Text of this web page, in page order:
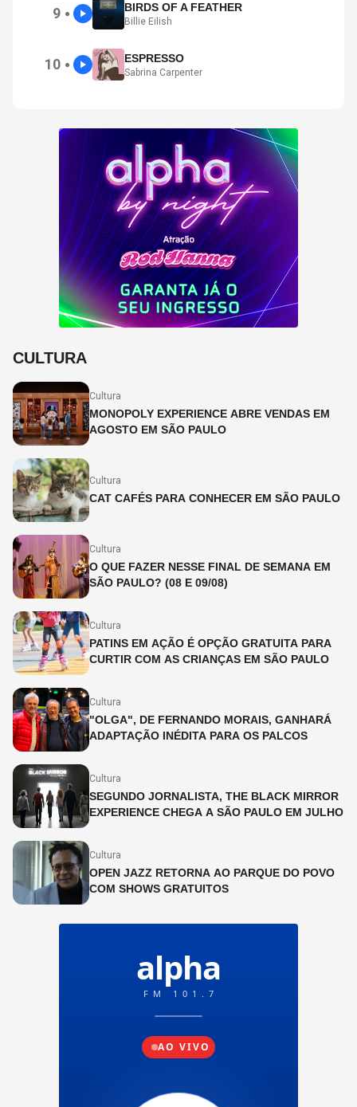
9 ● BIRDS OF A FEATHER
Billie Eilish
10 ● ESPRESSO
Sabrina Carpenter
CULTURA
Cultura
MONOPOLY EXPERIENCE ABRE VENDAS EM
AGOSTO EM SÃO PAULO
Cultura
CAT CAFÉS PARA CONHECER EM SÃO PAULO
Cultura
O QUE FAZER NESSE FINAL DE SEMANA EM
SÃO PAULO? (08 E 09/08)
Cultura
PATINS EM AÇÃO É OPÇÃO GRATUITA PARA
CURTIR COM AS CRIANÇAS EM SÃO PAULO
Cultura
"OLGA", DE FERNANDO MORAIS, GANHARÁ
ADAPTAÇÃO INÉDITA PARA OS PALCOS
Cultura
SEGUNDO JORNALISTA, THE BLACK MIRROR
EXPERIENCE CHEGA A SÃO PAULO EM JULHO
Cultura
OPEN JAZZ RETORNA AO PARQUE DO POVO
COM SHOWS GRATUITOS